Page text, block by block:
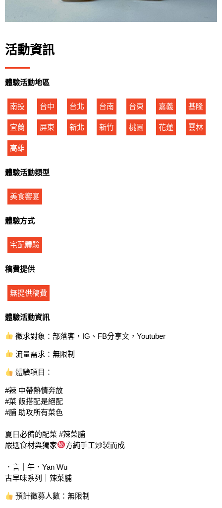
活動資訊
體驗活動地區
南投 台中 台北 台南 台東 嘉義 基隆
宜蘭 屏東 新北 新竹 桃園 花蓮 雲林
高雄
體驗活動類型
美食饗宴
體驗方式
宅配體驗
稿費提供
無提供稿費
體驗活動資訊
徵求對象：部落客，IG、FB分享文，Youtuber
流量需求：無限制
體驗項目：
#辣 中帶熱情奔放
#菜 飯搭配是絕配
#脯 助攻所有菜色
夏日必備的配菜 #辣菜脯
嚴選食材與獨家
方純手工炒製而成
．言｜午．Yan Wu
古早味系列｜辣菜脯
預計徵募人數：無限制